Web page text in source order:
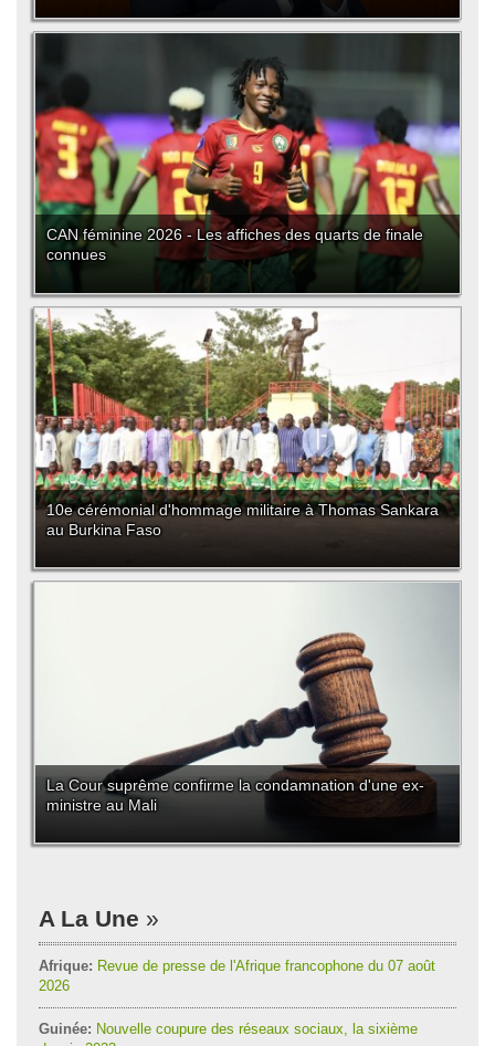
CAN féminine 2026 - Les affiches des quarts de finale
connues
10e cérémonial d'hommage militaire à Thomas Sankara
au Burkina Faso
La Cour suprême confirme la condamnation d'une ex-
ministre au Mali
A La Une
Afrique: Revue de presse de l'Afrique francophone du 07 août
2026
Guinée: Nouvelle coupure des réseaux sociaux, la sixième